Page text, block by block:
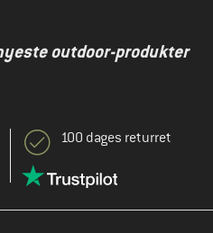
outdoor-produkter
100 dages returret